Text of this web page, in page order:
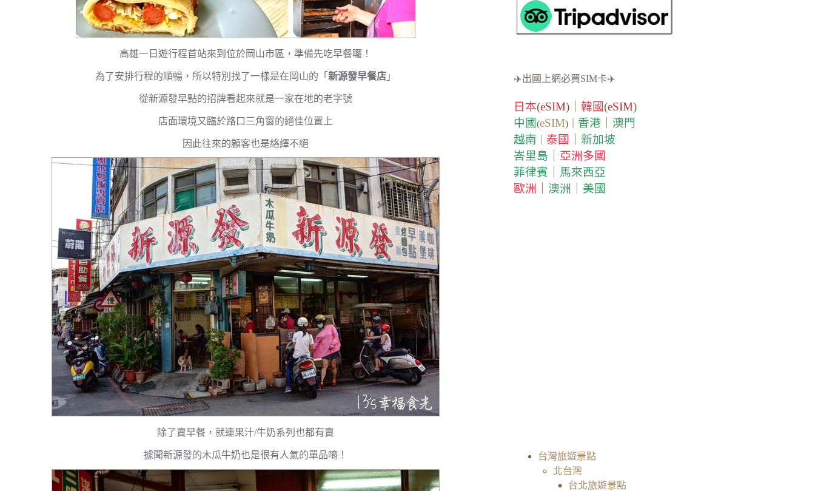
高雄一日遊行程首站來到位於岡山市區，準備先吃早餐囉！
為了安排行程的順暢，所以特別找了一樣是在岡山的「新源發早餐店 」
從新源發早點的招牌看起來就是一家在地的老字號
店面環境又臨於路口三角窗的絕佳位置上
因此往來的顧客也是絡繹不絕
除了賣早餐，就連果汁/牛奶系列也都有賣
據聞新源發的木瓜牛奶也是很有人氣的單品唷！
✈️出國上網必買SIM卡✈️
日本(eSIM)｜ 韓國(eSIM)
中國(eSIM)｜ 香港
澳門
越南
泰國
新加坡
峇里島
亞洲多國
菲律賓
馬來西亞
歐洲
澳洲 美國
台灣旅遊景點
北台灣
台北旅遊景點